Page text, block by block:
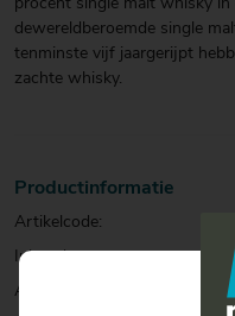
procent single malt whisky
dewereldberoemde single
tenminste vijf jaargerijpt
zachte whisky.
Productinformatie
Artikelcode:
Inhoud:
Alcohol percentage: